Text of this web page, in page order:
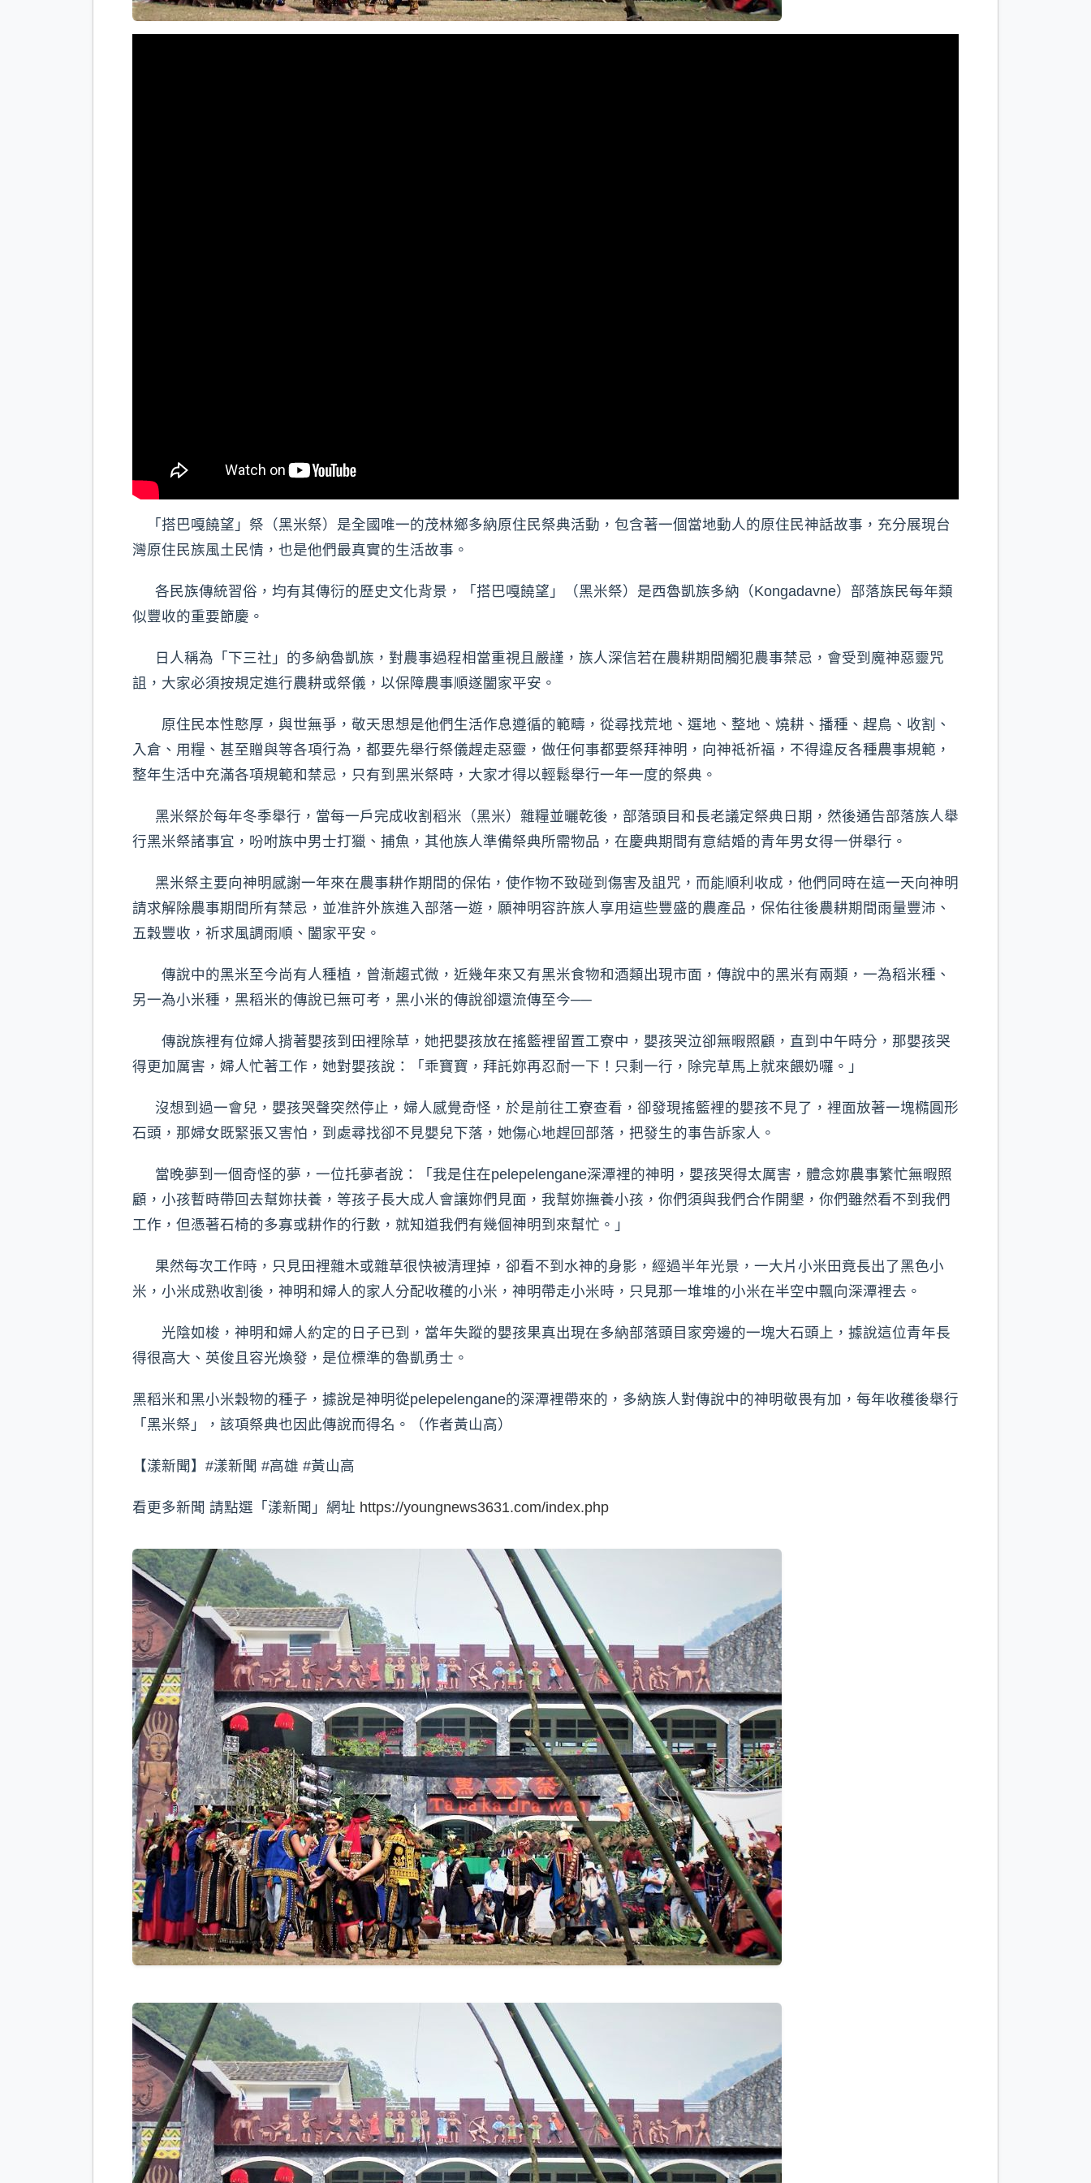
「搭巴嘎饒望」祭（黑米祭）是全國唯一的茂林鄉多納原住民祭典活動，包含著一個當地動人的原住民神話故事，充分展現台
灣原住民族風土民情，也是他們最真實的生活故事。
各民族傳統習俗，均有其傳衍的歷史文化背景，「搭巴嘎饒望」（黑米祭）是西魯凱族多納（Kongadavne）部落族民每年類
似豐收的重要節慶。
日人稱為「下三社」的多納魯凱族，對農事過程相當重視且嚴謹，族人深信若在農耕期間觸犯農事禁忌，會受到魔神惡靈咒
詛，大家必須按規定進行農耕或祭儀，以保障農事順遂闔家平安。
原住民本性憨厚，與世無爭，敬天思想是他們生活作息遵循的範疇，從尋找荒地、選地、整地、燒耕、播種、趕鳥、收割、
入倉、用糧、甚至贈與等各項行為，都要先舉行祭儀趕走惡靈，做任何事都要祭拜神明，向神祗祈福，不得違反各種農事規範，
整年生活中充滿各項規範和禁忌，只有到黑米祭時，大家才得以輕鬆舉行一年一度的祭典。
黑米祭於每年冬季舉行，當每一戶完成收割稻米（黑米）雜糧並曬乾後，部落頭目和長老議定祭典日期，然後通告部落族人舉
行黑米祭諸事宜，吩咐族中男士打獵、捕魚，其他族人準備祭典所需物品，在慶典期間有意結婚的青年男女得一併舉行。
黑米祭主要向神明感謝一年來在農事耕作期間的保佑，使作物不致碰到傷害及詛咒，而能順利收成，他們同時在這一天向神明
請求解除農事期間所有禁忌，並准許外族進入部落一遊，願神明容許族人享用這些豐盛的農產品，保佑往後農耕期間雨量豐沛、
五穀豐收，祈求風調雨順、闔家平安。
傳說中的黑米至今尚有人種植，曾漸趨式微，近幾年來又有黑米食物和酒類出現市面，傳說中的黑米有兩類，一為稻米種、
另一為小米種，黑稻米的傳說已無可考，黑小米的傳說卻還流傳至今──
傳說族裡有位婦人揹著嬰孩到田裡除草，她把嬰孩放在搖籃裡留置工寮中，嬰孩哭泣卻無暇照顧，直到中午時分，那嬰孩哭
得更加厲害，婦人忙著工作，她對嬰孩說：「乖寶寶，拜託妳再忍耐一下！只剩一行，除完草馬上就來餵奶囉。」
沒想到過一會兒，嬰孩哭聲突然停止，婦人感覺奇怪，於是前往工寮查看，卻發現搖籃裡的嬰孩不見了，裡面放著一塊橢圓形
石頭，那婦女既緊張又害怕，到處尋找卻不見嬰兒下落，她傷心地趕回部落，把發生的事告訴家人。
當晚夢到一個奇怪的夢，一位托夢者說：「我是住在pelepelengane深潭裡的神明，嬰孩哭得太厲害，體念妳農事繁忙無暇照
顧，小孩暫時帶回去幫妳扶養，等孩子長大成人會讓妳們見面，我幫妳撫養小孩，你們須與我們合作開墾，你們雖然看不到我們
工作，但憑著石椅的多寡或耕作的行數，就知道我們有幾個神明到來幫忙。」
果然每次工作時，只見田裡雜木或雜草很快被清理掉，卻看不到水神的身影，經過半年光景，一大片小米田竟長出了黑色小
米，小米成熟收割後，神明和婦人的家人分配收穫的小米，神明帶走小米時，只見那一堆堆的小米在半空中飄向深潭裡去。
光陰如梭，神明和婦人約定的日子已到，當年失蹤的嬰孩果真出現在多納部落頭目家旁邊的一塊大石頭上，據說這位青年長
得很高大、英俊且容光煥發，是位標準的魯凱勇士。
黑稻米和黑小米穀物的種子，據說是神明從pelepelengane的深潭裡帶來的，多納族人對傳說中的神明敬畏有加，每年收穫後舉行
「黑米祭」，該項祭典也因此傳說而得名。（作者黃山高）
【漾新聞】#漾新聞 #高雄 #黃山高
看更多新聞 請點選「漾新聞」網址 https://youngnews3631.com/index.php